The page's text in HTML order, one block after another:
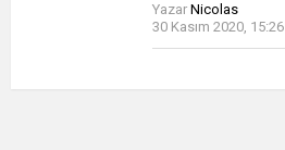
Yazar Nicolas
30 Kasım 2020, 15:26